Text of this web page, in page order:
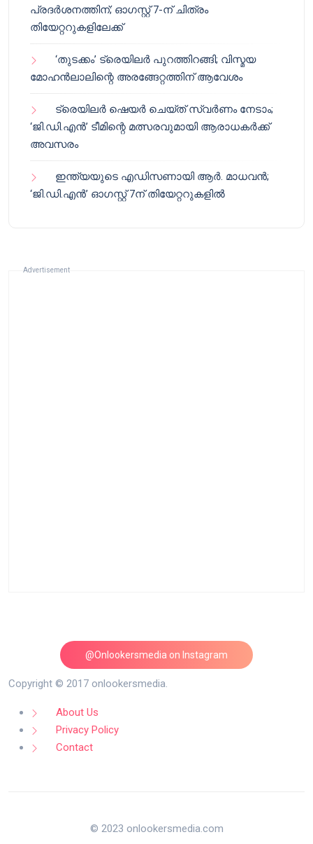
പ്രദർശനത്തിന്; ഓഗസ്റ്റ് 7-ന് ചിത്രം
തിയേറ്ററുകളിലേക്ക്
‘തുടക്കം’ ട്രെയിലർ പുറത്തിറങ്ങി; വിസ്മയ
മോഹൻലാലിന്റെ അരങ്ങേറ്റത്തിന് ആവേശം
ട്രെയിലർ ഷെയർ ചെയ്‌ത് സ്വർണം നേടാം;
‘ജി.ഡി.എൻ’ ടീമിന്റെ മത്സരവുമായി ആരാധകർക്ക്
അവസരം
ഇന്ത്യയുടെ എഡിസണായി ആർ. മാധവൻ;
‘ജി.ഡി.എൻ’ ഓഗസ്റ്റ് 7ന് തിയേറ്ററുകളിൽ
Advertisement
@Onlookersmedia on Instagram
Follow on Instagram
Copyright © 2017 onlookersmedia.
About Us
Privacy Policy
Contact
© 2023 onlookersmedia.com